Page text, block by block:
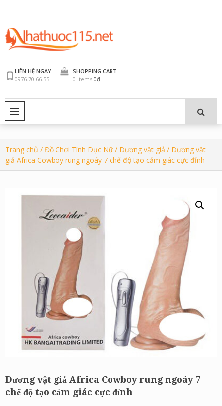
content
LIÊN HỆ NGAY
0976.70.66.55
SHOPPING CART
0 Items 0₫
Trang chủ / Đồ Chơi Tình Dục Nữ/ Dương vật giả / Dương vật
giả Africa Cowboy rung ngoáy 7 chế độ tạo cảm giác cực đỉnh
Dương vật giả Africa Cowboy rung ngoáy 7
chế độ tạo cảm giác cực đỉnh